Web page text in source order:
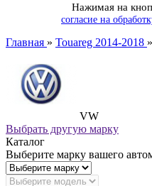
Нажимая на
согласие на
Главная » Touareg 2014-2018 »
VW
Выбрать другую марку
Каталог
Выберите марку вашего